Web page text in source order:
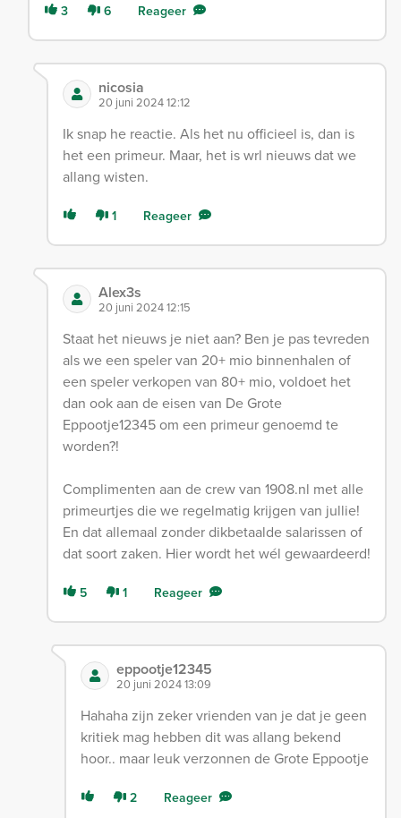
3 6 Reageer
nicosia
20 juni 2024 12:12
Ik snap he reactie. Als het nu officieel is, dan is
het een primeur. Maar, het is wrl nieuws dat we
allang wisten.
1 Reageer
Alex3s
20 juni 2024 12:15
Staat het nieuws je niet aan? Ben je pas tevreden
als we een speler van 20+ mio binnenhalen of
een speler verkopen van 80+ mio, voldoet het
dan ook aan de eisen van De Grote
Eppootje12345 om een primeur genoemd te
worden?!
Complimenten aan de crew van 1908.nl met alle
primeurtjes die we regelmatig krijgen van jullie!
En dat allemaal zonder dikbetaalde salarissen of
dat soort zaken. Hier wordt het wél gewaardeerd!
5 1 Reageer
eppootje12345
20 juni 2024 13:09
Hahaha zijn zeker vrienden van je dat je geen
kritiek mag hebben dit was allang bekend
hoor.. maar leuk verzonnen de Grote Eppootje
2 Reageer